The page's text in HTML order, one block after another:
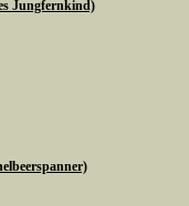
Jungfernkind)